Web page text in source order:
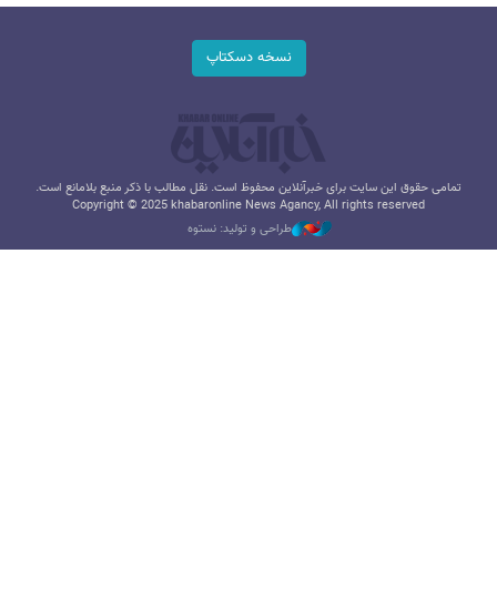
نسخه دسکتاپ
تمامی حقوق این سایت برای خبرآنلاین محفوظ است. نقل مطالب با ذکر منبع بلامانع است.
Copyright © 2025 khabaronline News Agancy, All rights reserved
طراحی و تولید: نستوه